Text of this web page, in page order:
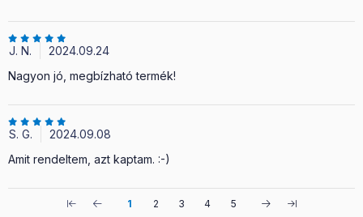
J. N.
2024.09.24
Nagyon jó, megbízható termék!
S. G.
2024.09.08
Amit rendeltem, azt kaptam. :-)
1 2 3 4 5